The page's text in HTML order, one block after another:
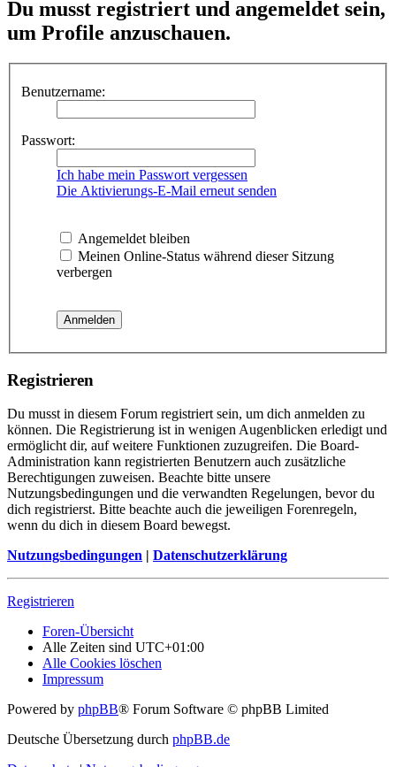
Du musst registriert und angemeldet sein,
um Profile anzuschauen.
Benutzername:
Passwort:
Ich habe mein Passwort vergessen
Die Aktivierungs-E-Mail erneut senden
Angemeldet bleiben
Meinen Online-Status während dieser Sitzung
verbergen
Registrieren
Du musst in diesem Forum registriert sein, um dich anmelden zu
können. Die Registrierung ist in wenigen Augenblicken erledigt und
ermöglicht dir, auf weitere Funktionen zuzugreifen. Die Board-
Administration kann registrierten Benutzern auch zusätzliche
Berechtigungen zuweisen. Beachte bitte unsere
Nutzungsbedingungen und die verwandten Regelungen, bevor du
dich registrierst. Bitte beachte auch die jeweiligen Forenregeln,
wenn du dich in diesem Board bewegst.
Nutzungsbedingungen | Datenschutzerklärung
Registrieren
Foren-Übersicht
Alle Zeiten sind UTC+01:00
Alle Cookies löschen
Impressum
Powered by phpBB® Forum Software © phpBB Limited
Deutsche Übersetzung durch phpBB.de